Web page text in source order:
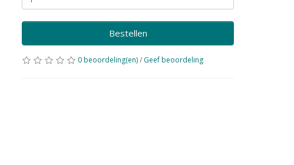
Bestellen
0 beoordeling(en)/ Geef beoordeling